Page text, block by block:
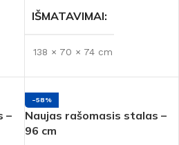
IŠMATAVIMAI
138 × 70 × 74 cm
BŪKLĖ
MEDŽIAGA
–
-58%
Naujas rašomasis stalas –
96 cm